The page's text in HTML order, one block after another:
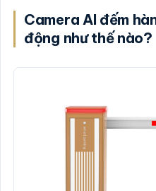
Camera AI đếm
động như thế nào?